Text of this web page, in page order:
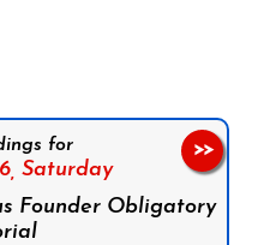
for
Saturday
Founder Obligatory
>>